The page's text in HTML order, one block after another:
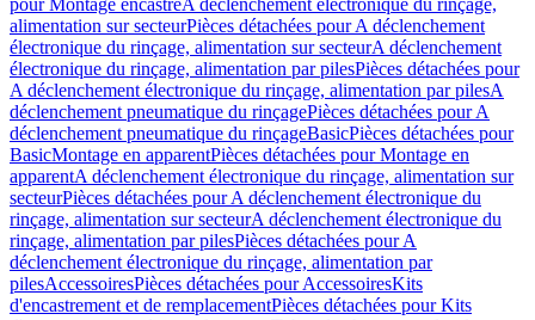
pour Montage encastréA déclenchement électronique du rinçage,
alimentation sur secteurPièces détachées pour A déclenchement
électronique du rinçage, alimentation sur secteurA déclenchement
électronique du rinçage, alimentation par pilesPièces détachées pour
A déclenchement électronique du rinçage, alimentation par pilesA
déclenchement pneumatique du rinçagePièces détachées pour A
déclenchement pneumatique du rinçageBasicPièces détachées pour
BasicMontage en apparentPièces détachées pour Montage en
apparentA déclenchement électronique du rinçage, alimentation sur
secteurPièces détachées pour A déclenchement électronique du
rinçage, alimentation sur secteurA déclenchement électronique du
rinçage, alimentation par pilesPièces détachées pour A
déclenchement électronique du rinçage, alimentation par
pilesAccessoiresPièces détachées pour AccessoiresKits
d'encastrement et de remplacementPièces détachées pour Kits